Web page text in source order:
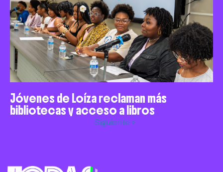
Jóvenes de Loíza reclaman más
bibliotecas y acceso a libros
Siguiente »